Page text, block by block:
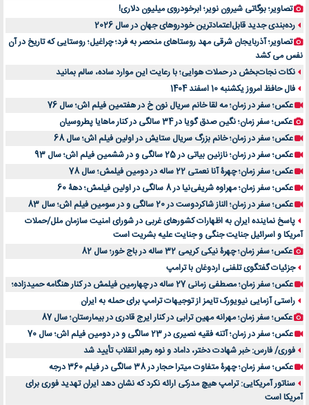
تصاویر؛ بوگاتی شیرون نویر؛ ابرخودروی میلیون دلاری!
رده‌بندی جدید قابل‌اعتمادترین خودروهای جهان در سال 2026
تصاویر؛ آذربایجان شرقی مهد روستاهای منحصر به فرد؛ چراغیل؛ روستایی که تاریخ در آن
نفس می کشد
نکات نجات‌بخش در حملات هوایی؛ با رعایت این موارد ساده، سالم بمانید
فال حافظ امروز یکشنبه 10 اسفند 1404
عکس؛ سفر در زمان؛ مه لقا خانم سریال نون خ در هفتمین فیلم اش؛ سال 76
عکس؛ سفر زمان؛ نگین صدق گویا در 34 سالگی در کنار ماهایا پطروسیان
عکس؛ سفر در زمان؛ خانم بزرگ سریال ستایش در اولین فیلم اش؛ سال 68
عکس؛ سفر در زمان؛ نازنین بیاتی در 25 سالگی و در ششمین فیلم اش؛ سال 93
عکس؛ سفر زمان؛ چهرۀ آنا نعمتی 22 ساله در دومین فیلمش؛ سال 78
عکس؛ سفر زمان؛ مهراوه شریفی‌نیا در 8 سالگی در اولین فیلمش؛ دهۀ 60
عکس؛ سفر در زمان؛ الناز شاکردوست در 20 سالگی و در سومین فیلم اش؛ سال 83
پاسخ نماینده ایران به اظهارات کشورهای غربی در شورای امنیت سازمان ملل/حملات
آمریکا و اسرائیل جنایت جنگی و جنایت علیه بشریت است
عکس؛ سفر زمان؛ چهرۀ نیکی کریمی 32 ساله در باج خور؛ سال 82
جزئیات گفتگوی تلفنی اردوغان با ترامپ
عکس؛ سفر زمان؛ مصطفی زمانی 27 ساله در چهارمین فیلمش در کنار هنگامه حمیدزاده؛
راستی آزمایی نیویورک تایمز از توجیهات ترامپ برای حمله به ایران
عکس؛ سفر زمان؛ مهرانه مهین ترابی در کنار ایرج قادری در بیمارستان؛ سال 87
عکس؛ سفر در زمان؛ آتنه فقیه نصیری در 23 سالگی و در دومین فیلم اش؛ سال 70
فوری/ فارس: خبر شهادت دختر، داماد و نوه رهبر انقلاب تأیید شد
عکس؛ سفر زمان؛ چهرۀ متفاوت میترا حجار در 38 سالگی در فیلم 360 درجه
سناتور آمریکایی: ترامپ هیچ مدرکی ارائه نکرد که نشان دهد ایران تهدید فوری برای
آمریکا است